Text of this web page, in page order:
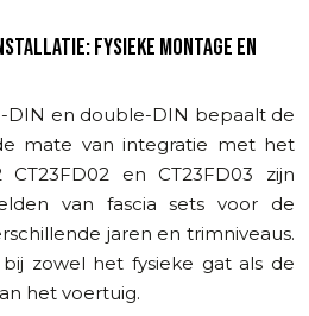
FYSIEKE MONTAGE EN
DIN en double-DIN bepaalt de
mate van integratie met het
CT23FD02 en CT23FD03 zijn
van fascia sets voor de
jaren en trimniveaus.
zowel het fysieke gat als de
het voertuig.